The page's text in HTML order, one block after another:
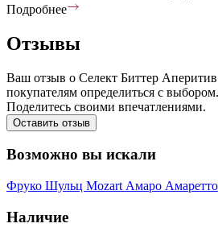
Подробнее
Отзывы
Ваш отзыв о Селект Биттер
покупателям определиться с выбором.
Поделитесь своими впечатлениями.
Оставить отзыв
Возможно вы искали
Фруко Шульц Mozart Амаро Амаретто
Наличие